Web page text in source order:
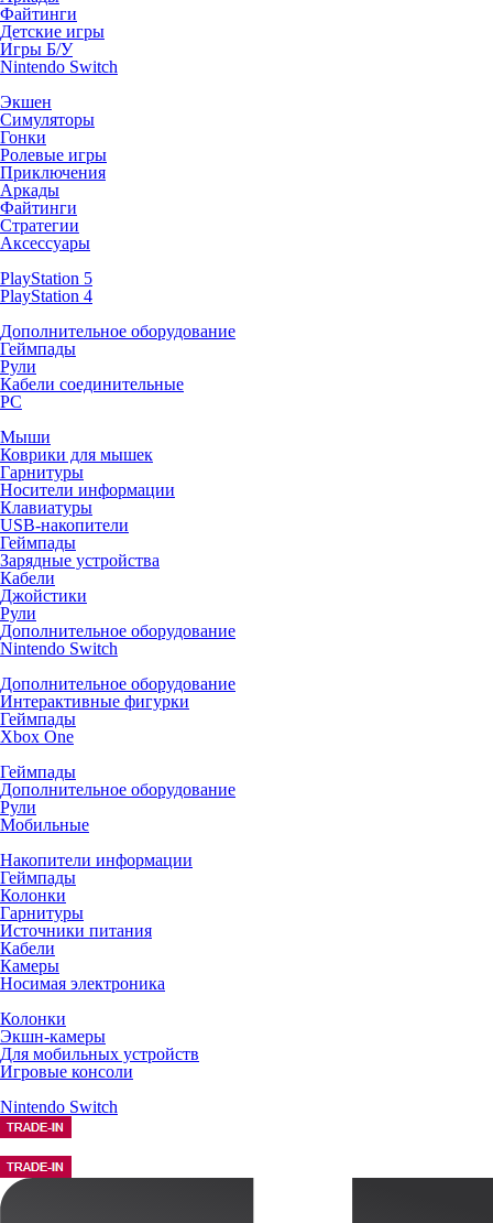
Файтинги
Детские игры
Игры Б/У
Nintendo Switch
Экшен
Симуляторы
Гонки
Ролевые игры
Приключения
Аркады
Файтинги
Стратегии
Аксессуары
PlayStation 5
PlayStation 4
Дополнительное оборудование
Геймпады
Рули
Кабели соединительные
PC
Мыши
Коврики для мышек
Гарнитуры
Носители информации
Клавиатуры
USB-накопители
Геймпады
Зарядные устройства
Кабели
Джойстики
Рули
Дополнительное оборудование
Nintendo Switch
Дополнительное оборудование
Интерактивные фигурки
Геймпады
Xbox One
Геймпады
Дополнительное оборудование
Рули
Мобильные
Накопители информации
Геймпады
Колонки
Гарнитуры
Источники питания
Кабели
Камеры
Носимая электроника
Колонки
Экшн-камеры
Для мобильных устройств
Игровые консоли
Nintendo Switch